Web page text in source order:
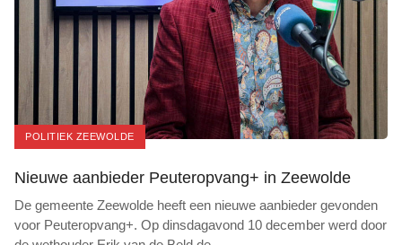
POLITIEK ZEEWOLDE
Nieuwe aanbieder Peuteropvang+ in Zeewolde
De gemeente Zeewolde heeft een nieuwe aanbieder gevonden
voor Peuteropvang+. Op dinsdagavond 10 december werd door